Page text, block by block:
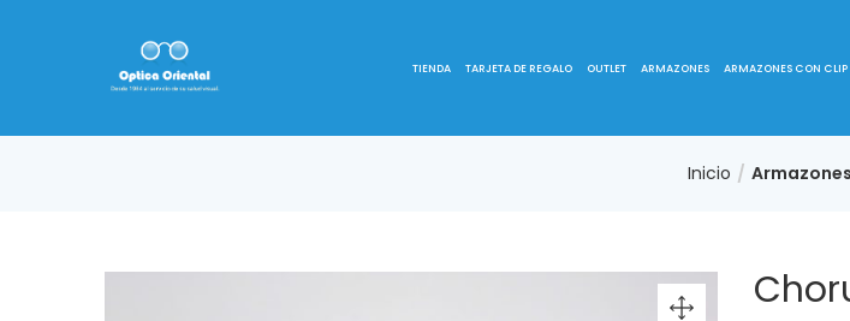
TIENDA TARJETA DE REGALO OUTLET ARMAZONES ARMAZONES CON CLIP
Inicio